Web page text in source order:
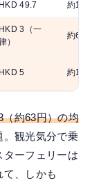
HKD 49.7 約1,044
HKD 3（一
）
約63円
HKD 5 約105円
（約63円）の均
。観光気分で乗
ターフェリーは
、しかも